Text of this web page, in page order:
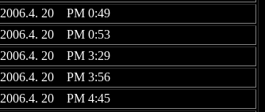
2006.4. 20 PM 0:49
2006.4. 20 PM 0:53
2006.4. 20 PM 3:29
2006.4. 20 PM 3:56
2006.4. 20 PM 4:45